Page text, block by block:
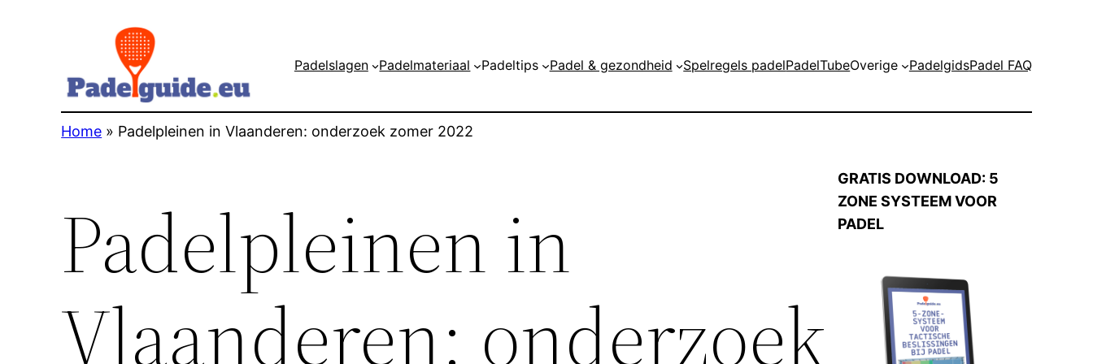
Padelslagen Padelmateriaal Padeltips Padel & gezondheid Spelregels padelPadelTubeOverige PadelgidsPadel FAQ
Home » Padelpleinen in Vlaanderen: onderzoek zomer 2022
Padelpleinen in
Vlaanderen: onderzoek
GRATIS DOWNLOAD: 5
ZONE SYSTEEM VOOR
PADEL